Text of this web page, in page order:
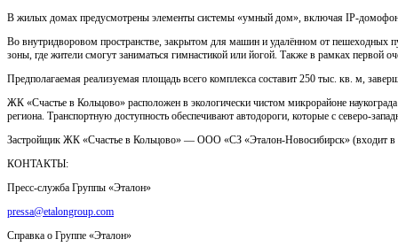
В жилых домах предусмотрены элементы системы «умный дом», включая IP-
Во внутридворовом пространстве, закрытом для машин и удалённом от пешеходных
зоны, где жители смогут заниматься гимнастикой или йогой. Также в рамках
Предполагаемая реализуемая площадь всего комплекса составит 250 тыс. кв. м,
ЖК «Счастье в Кольцово» расположен в экологически чистом микрорайоне
региона. Транспортную доступность обеспечивают автодороги, которые с северо-
Застройщик ЖК «Счастье в Кольцово» — ООО «СЗ «Эталон-Новосибирск» (входит в
КОНТАКТЫ:
Пресс-служба Группы «Эталон»
pressa@etalongroup.com
Справка о Группе «Эталон»